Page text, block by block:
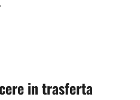
in trasferta